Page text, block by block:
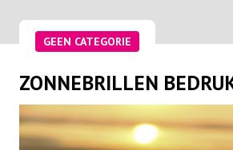
GEEN CATEGORIE
ZONNEBRILLEN